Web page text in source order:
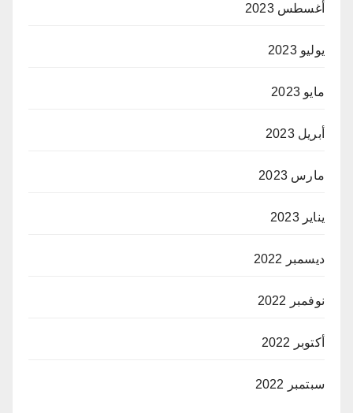
أغسطس 2023
يوليو 2023
مايو 2023
أبريل 2023
مارس 2023
يناير 2023
ديسمبر 2022
نوفمبر 2022
أكتوبر 2022
سبتمبر 2022